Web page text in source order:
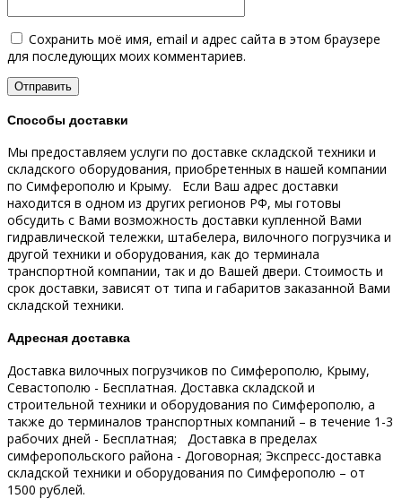
Сохранить моё имя, email и адрес сайта в этом браузере
для последующих моих комментариев.
Способы доставки
Мы предоставляем услуги по доставке складской техники и
складского оборудования, приобретенных в нашей компании
по Симферополю и Крыму.
Если Ваш адрес доставки
находится в одном из других регионов РФ, мы готовы
обсудить с Вами возможность доставки купленной Вами
гидравлической тележки, штабелера, вилочного погрузчика и
другой техники и оборудования, как до терминала
транспортной компании, так и до Вашей двери. Стоимость и
срок доставки, зависят от типа и габаритов заказанной Вами
складской техники.
Адресная доставка
Доставка вилочных погрузчиков по Симферополю, Крыму,
Севастополю - Бесплатная. Доставка складской и
строительной техники и оборудования по Симферополю, а
также до терминалов транспортных компаний – в течение 1-3
рабочих дней - Бесплатная; Доставка в пределах
симферопольского района - Договорная; Экспресс-доставка
складской техники и оборудования по Симферополю – от
1500 рублей.